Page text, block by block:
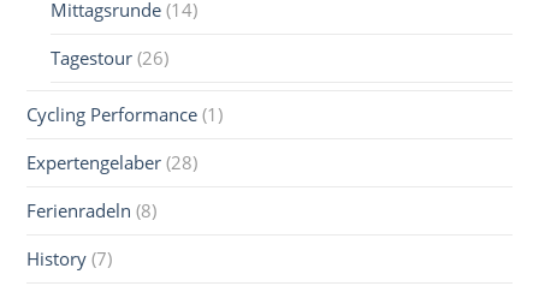
Mittagsrunde (14)
Tagestour (26)
Cycling Performance (1)
Expertengelaber (28)
Ferienradeln (8)
History (7)